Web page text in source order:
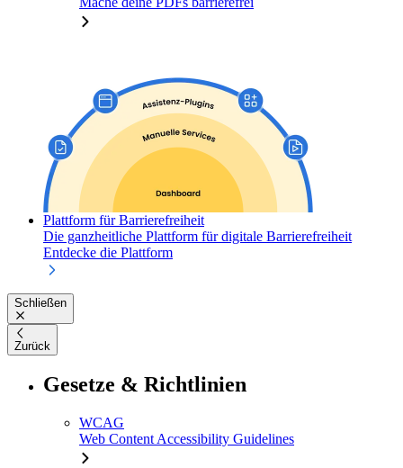
Plattform für Barrierefreiheit
Die ganzheitliche Plattform für digitale Barrierefreiheit
Entdecke die Plattform
Schließen
Zurück
Gesetze & Richtlinien
WCAG
Web Content Accessibility Guidelines